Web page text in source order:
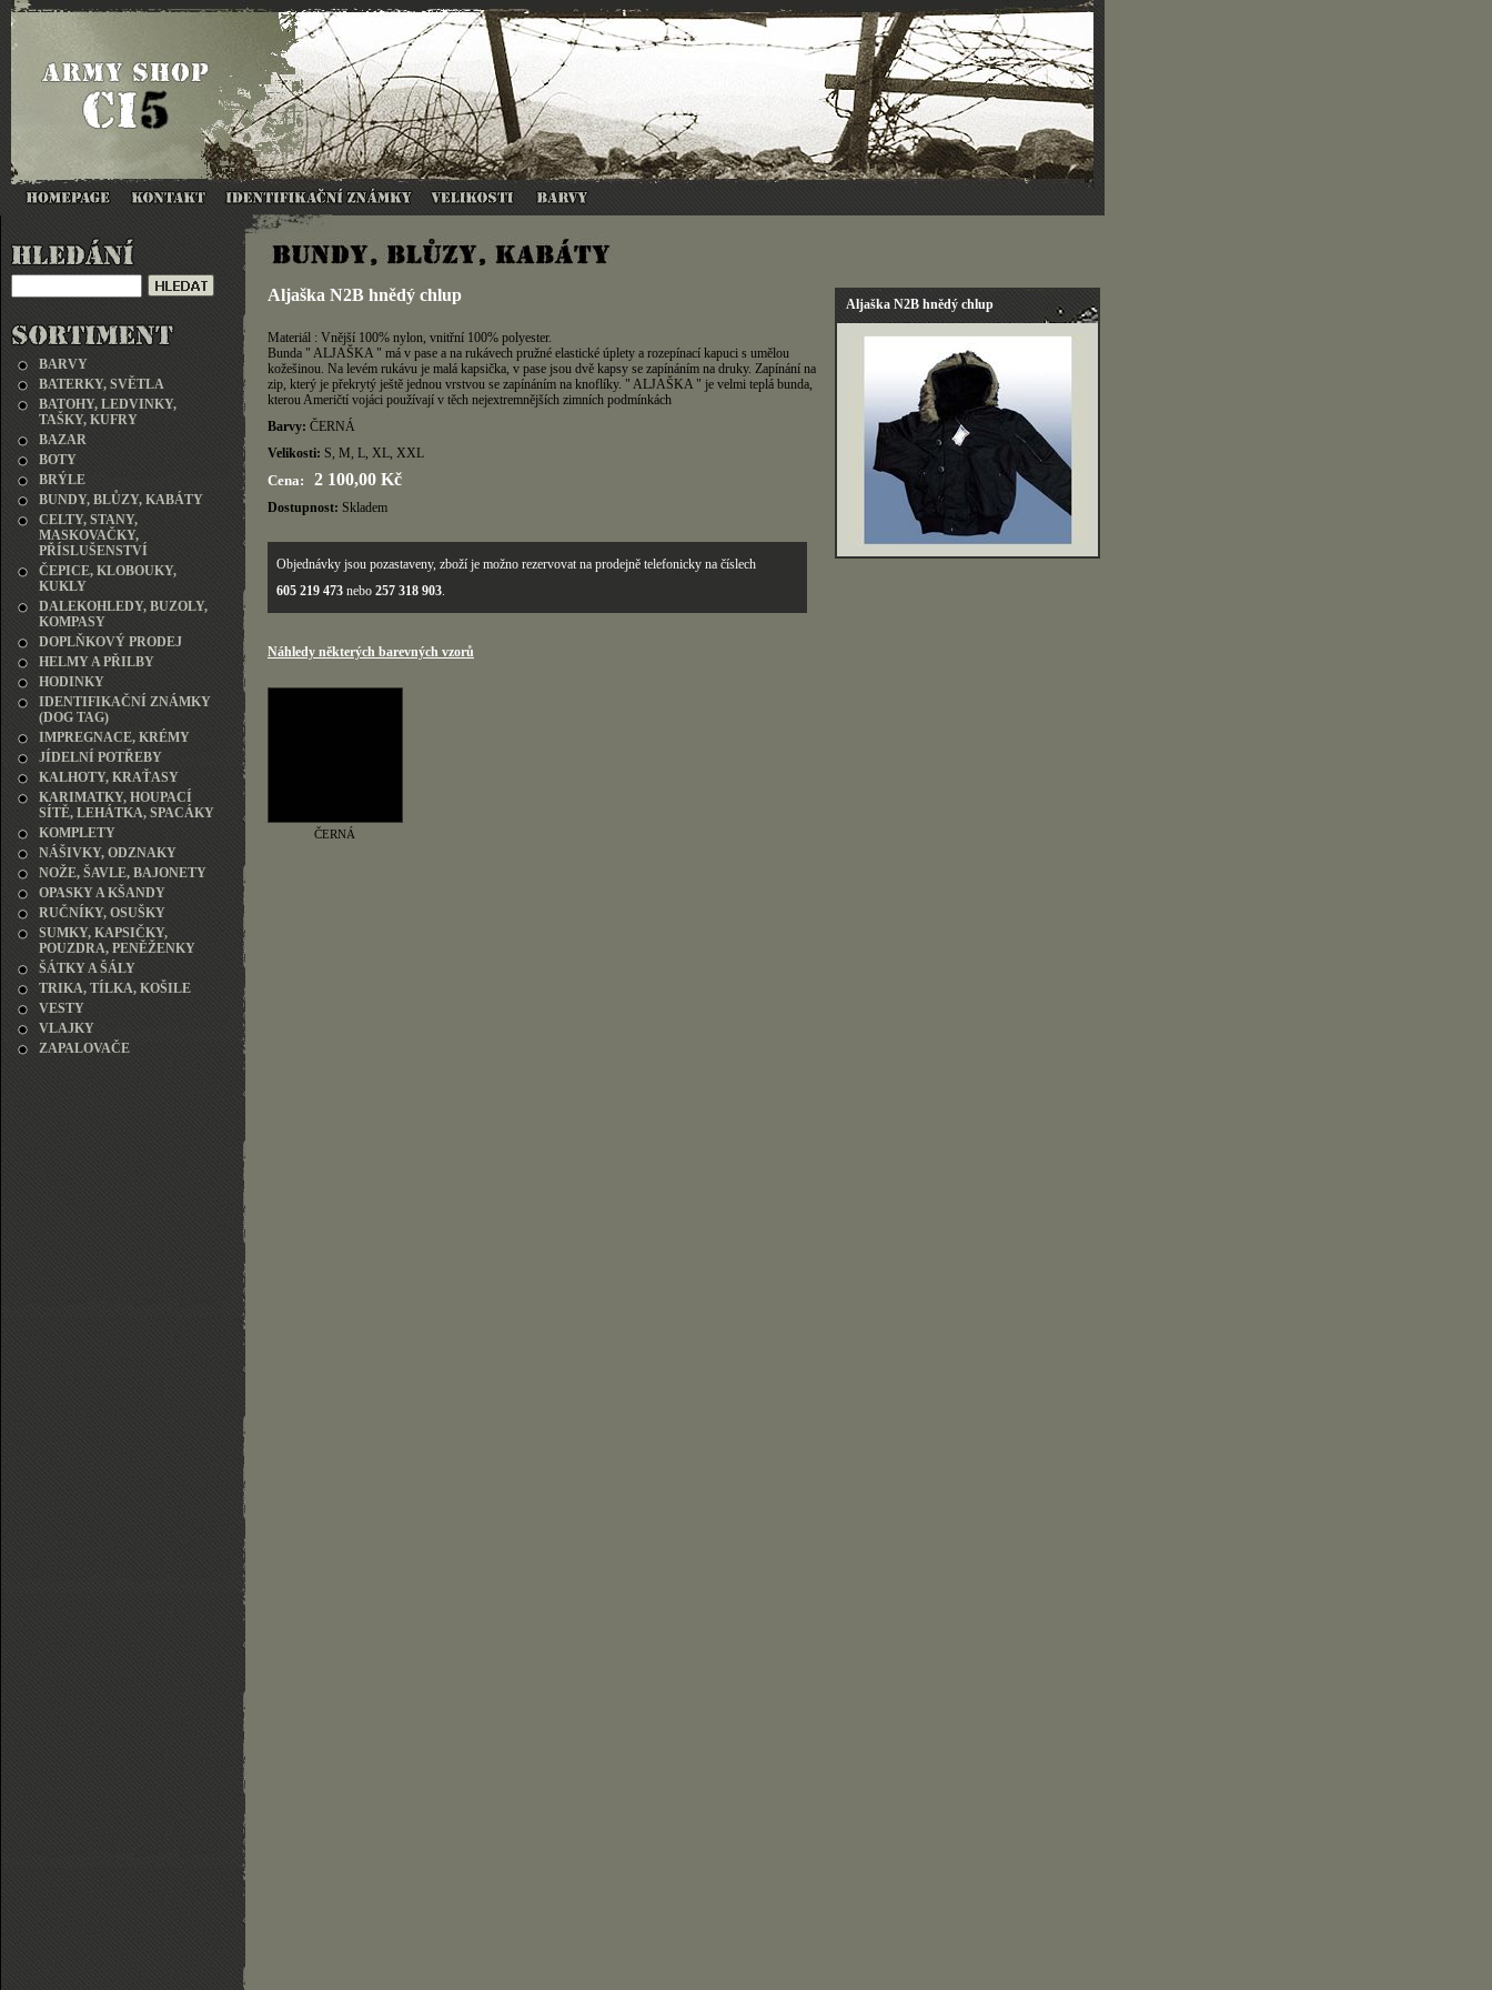
BARVY
BATERKY, SVĚTLA
BATOHY, LEDVINKY,
TAŠKY, KUFRY
BAZAR
BOTY
BRÝLE
BUNDY, BLŮZY, KABÁTY
CELTY, STANY,
MASKOVAČKY,
PŘÍSLUŠENSTVÍ
ČEPICE, KLOBOUKY,
KUKLY
DALEKOHLEDY, BUZOLY,
KOMPASY
DOPLŇKOVÝ PRODEJ
HELMY A PŘILBY
HODINKY
IDENTIFIKAČNÍ ZNÁMKY
(DOG TAG)
IMPREGNACE, KRÉMY
JÍDELNÍ POTŘEBY
KALHOTY, KRAŤASY
KARIMATKY, HOUPACÍ
SÍTĚ, LEHÁTKA, SPACÁKY
KOMPLETY
NÁŠIVKY, ODZNAKY
NOŽE, ŠAVLE, BAJONETY
OPASKY A KŠANDY
RUČNÍKY, OSUŠKY
SUMKY, KAPSIČKY,
POUZDRA, PENĚŽENKY
ŠÁTKY A ŠÁLY
TRIKA, TÍLKA, KOŠILE
VESTY
VLAJKY
ZAPALOVAČE
Aljaška N2B hnědý chlup
Aljaška N2B hnědý chlup
Materiál : Vnější 100% nylon, vnitřní 100% polyester.
Bunda " ALJAŠKA " má v pase a na rukávech pružné elastické úplety a rozepínací kapuci s umělou
kožešinou. Na levém rukávu je malá kapsička, v pase jsou dvě kapsy se zapínáním na druky. Zapínání na
zip, který je překrytý ještě jednou vrstvou se zapínáním na knoflíky. " ALJAŠKA " je velmi teplá bunda,
kterou Američtí vojáci používají v těch nejextremnějších zimních podmínkách
Barvy: ČERNÁ
Velikosti: S, M, L, XL, XXL
Cena: 2 100,00 Kč
Dostupnost: Skladem
Objednávky jsou pozastaveny, zboží je možno rezervovat na prodejně telefonicky na číslech
605 219 473 nebo 257 318 903.
Náhledy některých barevných vzorů
ČERNÁ